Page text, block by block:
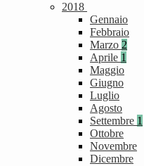
2018
Gennaio
Febbraio
Marzo 2
Aprile 1
Maggio
Giugno
Luglio
Agosto
Settembre 1
Ottobre
Novembre
Dicembre